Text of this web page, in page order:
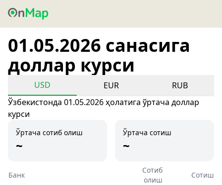
01.05.2026 санасига
доллар курси
USD EUR
RUB
Ўзбекистонда 01.05.2026 ҳолатига ўртача доллар
курси
Ўртача сотиб олиш
~
Ўртача сотиш
~
Банк
Сотиб
олиш
Сотиш